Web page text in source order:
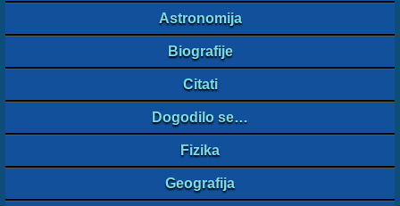
Astronomija
Biografije
Citati
Dogodilo se…
Fizika
Geografija